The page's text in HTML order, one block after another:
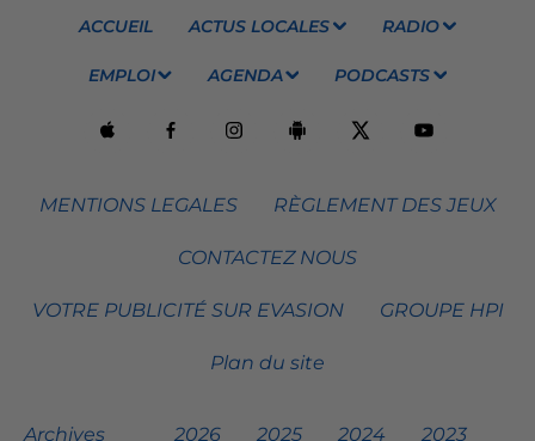
ACCUEIL ACTUS LOCALES RADIO
EMPLOI AGENDA PODCASTS
MENTIONS LEGALES RÈGLEMENT DES JEUX
CONTACTEZ NOUS
VOTRE PUBLICITÉ SUR EVASION GROUPE HPI
Plan du site
Archives 2026 2025 2024 2023